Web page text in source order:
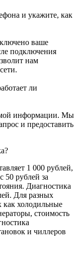
и укажите, как
ваше
подключения
нам
ли
информации. Мы
и предоставить
1 000 рублей,
рублей за
Диагностика
Для разных
как холодильные
стоимость
и чиллеров